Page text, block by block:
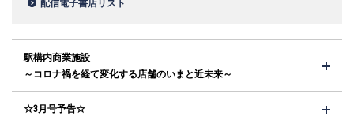
配信電子書店リスト
駅構内商業施設
～コロナ禍を経て変化する店舗のいまと近未来～
☆3月号予告☆